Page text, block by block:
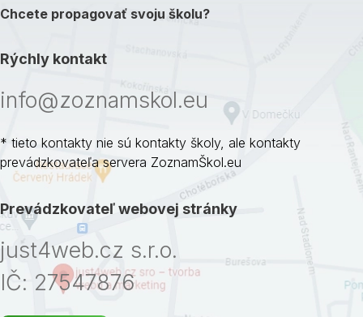
Chcete propagovať svoju školu?
Rýchly kontakt
info@zoznamskol.eu
* tieto kontakty nie sú kontakty školy, ale kontakty
prevádzkovateľa servera ZoznamŠkol.eu
Prevádzkovateľ webovej stránky
just4web.cz s.r.o.
IČ: 27547876